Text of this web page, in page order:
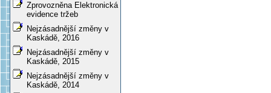
Zprovozněna Elektronická
evidence tržeb
Nejzásadnější změny v
Kaskádě, 2016
Nejzásadnější změny v
Kaskádě, 2015
Nejzásadnější změny v
Kaskádě, 2014